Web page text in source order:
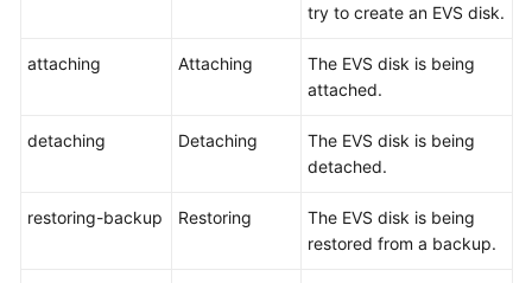
Videos
try to create an EVS disk.
attaching Attaching
The EVS disk is being
attached.
detaching Detaching
The EVS disk is being
detached.
restoring-backup Restoring
The EVS disk is being
restored from a backup.